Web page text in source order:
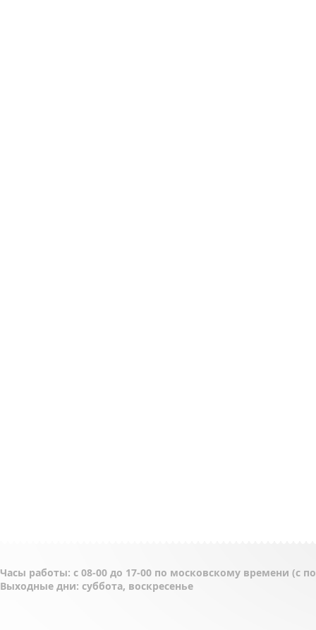
Часы работы: с 08-00 до 17-00 по московскому времени (с
Выходные дни: суббота, воскресенье